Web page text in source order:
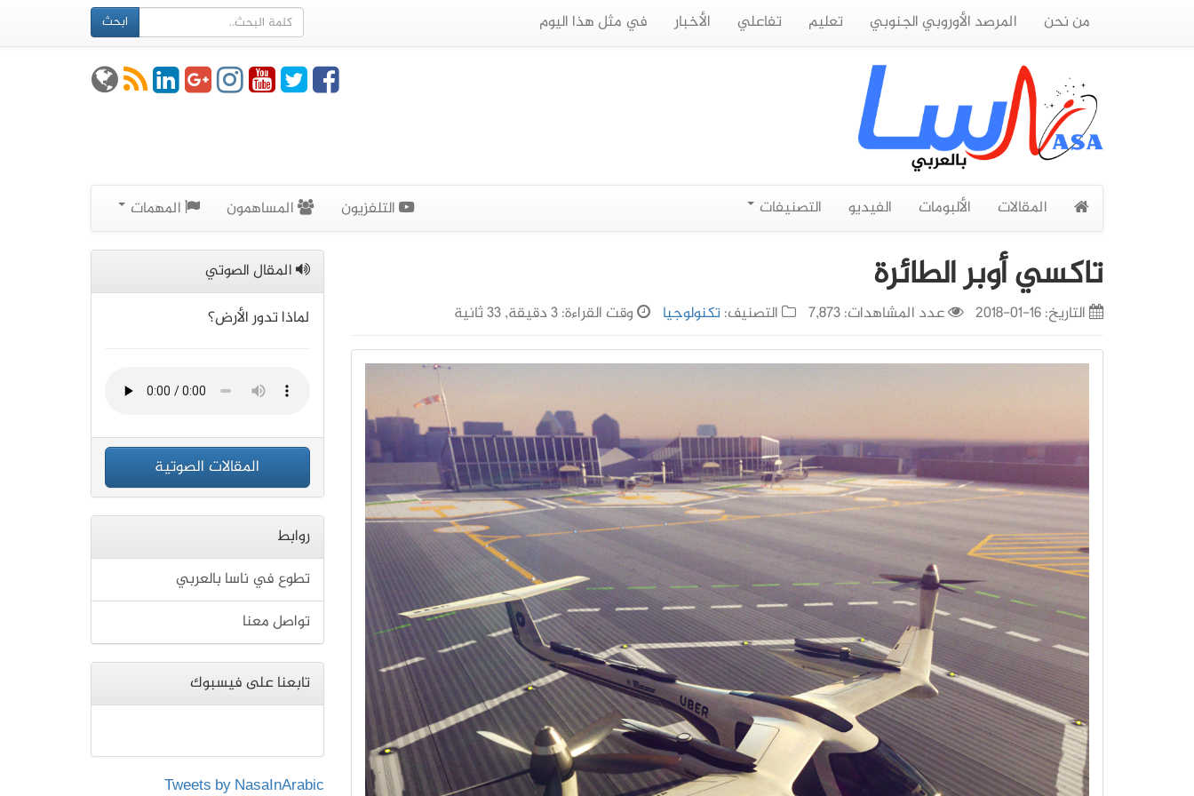
من نحن المرصد الأوروبي الجنوبي تعليم تفاعلي الأخبار في مثل هذا اليوم ابحث
المقالات الألبومات الفيديو التصنيفات التلفزيون المساهمون المهمات
تاكسي أوبر الطائرة
التاريخ:16-01-2018 عدد المشاهدات: 7,873 التصنيف:تكنولوجيا وقت القراءة: 3 دقيقة, 33 ثانية
المقال الصوتي
لماذا تدور الأرض؟
المقالات الصوتية
روابط
تطوع في ناسا بالعربي
تواصل معنا
تابعنا على فيسبوك
Tweets by NasaInArabic